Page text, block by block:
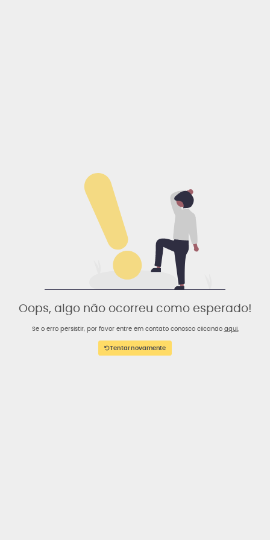
Oops, algo não ocorreu como esperado!
Se o erro persistir, por favor entre em contato conosco clicando aqui.
Tentar novamente